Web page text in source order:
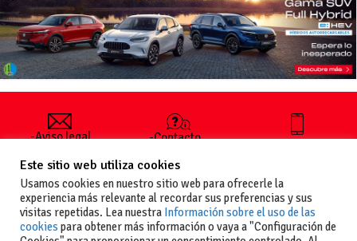
-Aviso legal
generales
de uso
-Política de
privacidad
-Política de
-Contacto
publicar un
anuncio
-Vende+
+34 627 35
Este sitio web utiliza cookies
Usamos cookies en nuestro sitio web para ofrecerle la
experiencia más relevante al recordar sus preferencias y sus
visitas repetidas. Lea nuestra Información sobre el uso de las
cookies para obtener más información o vaya a "Configuración de